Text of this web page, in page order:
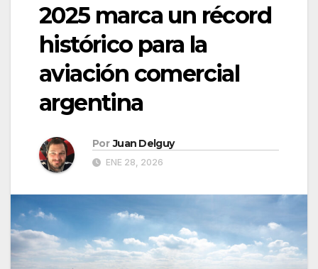
2025 marca un récord
histórico para la
aviación comercial
argentina
Por Juan Delguy
ENE 28, 2026